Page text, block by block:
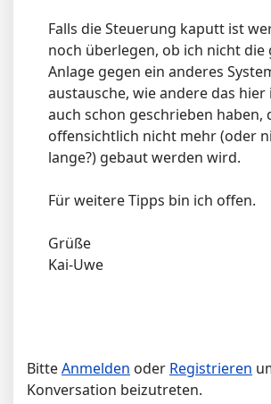
Falls die Steuerung kaputt ist
noch überlegen, ob ich nicht die
Anlage gegen ein anderes
austausche, wie andere das hier
auch schon geschrieben haben,
offensichtlich nicht mehr (oder
lange?) gebaut werden wird.
Für weitere Tipps bin ich offen.
Grüße
Kai-Uwe
BitteAnmelden oder Registrieren
Konversation beizutreten.